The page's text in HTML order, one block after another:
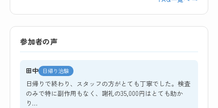
参加者の声
田中 日帰り治験
日帰りで終わり、スタッフの方がとても丁寧でした。検査
のみで特に副作用もなく、謝礼の35,000円はとても助か
り…